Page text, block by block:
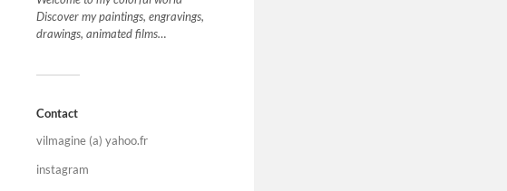
Discover my paintings, engravings,
drawings, animated films…
Contact
vilmagine (a) yahoo.fr
instagram